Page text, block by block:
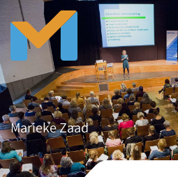
Marieke Zaad